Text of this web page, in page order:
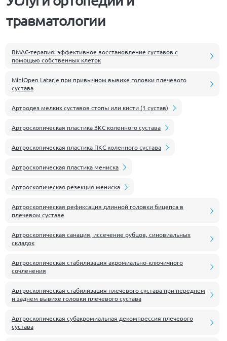
травматологии
BMAC-терапия: эффективное восстановление суставов с
помощью собственных клеток
MiniOpen Latarje при привычном вывихе головки плечевого
сустава
Артродез мелких суставов стопы или кисти (1 сустав)
Артроскопическая пластика ЗКС коленного сустава
Артроскопическая пластика ПКС коленного сустава
Артроскопическая пластика мениска
Артроскопическая резекция мениска
Артроскопическая рефиксация длинной головки бицепса в
плечевом суставе
Артроскопическая санация, иссечение рубцов, синовиальных
складок
Артроскопическая стабилизация акромиально-ключичного
сочленения
Артроскопическая стабилизация плечевого сустава при переднем
и заднем вывихе головки плечевого сустава
Артроскопическая субакромиальная декомпрессия плечевого
сустава